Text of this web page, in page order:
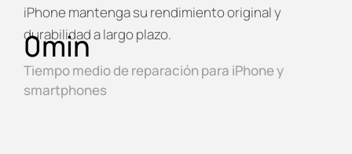
iPhone mantenga su rendimiento original y
durabilidad a largo plazo.
Tiempo medio de reparación para iPhone y
smartphones
0min